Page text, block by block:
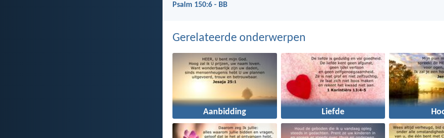
Psalm 150:6 - BB
Gerelateerde onderwerpen
Aanbidding Liefde